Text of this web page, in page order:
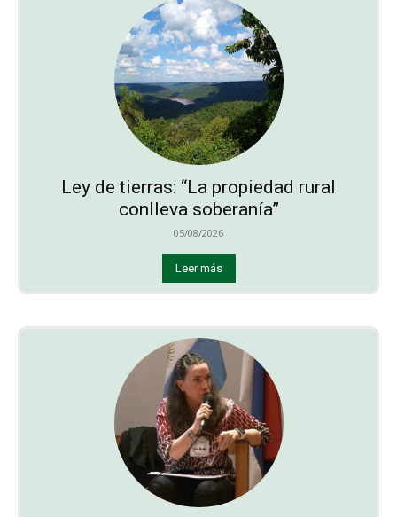
Ley de tierras: “La propiedad rural
conlleva soberanía”
05/08/2026
Leer más